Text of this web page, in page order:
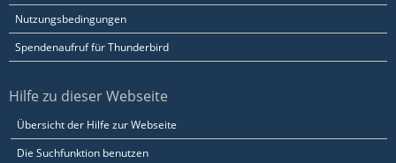
Nutzungsbedingungen
Spendenaufruf für Thunderbird
Hilfe zu dieser Webseite
Übersicht der Hilfe zur Webseite
Die Suchfunktion benutzen